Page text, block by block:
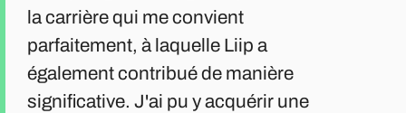
la carrière qui me convient
parfaitement, à laquelle Liip a
également contribué de manière
significative. J'ai pu y acquérir une